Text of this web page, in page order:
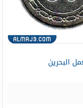
البحرين